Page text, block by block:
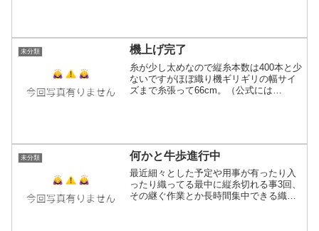
未分類 機上げ完了
糸が少し太めなので縦糸本数は400本と少
ないですがほぼ織り機ギリギリの幅サイ
ズまで糸張って66cm。（公式には
未分類 何かと牛歩進行中
最近細々とした予定や用事が有ったり入
ったり織ってる最中に縦糸切れる事3回、
その継ぐ作業とか長時間集中できる織り